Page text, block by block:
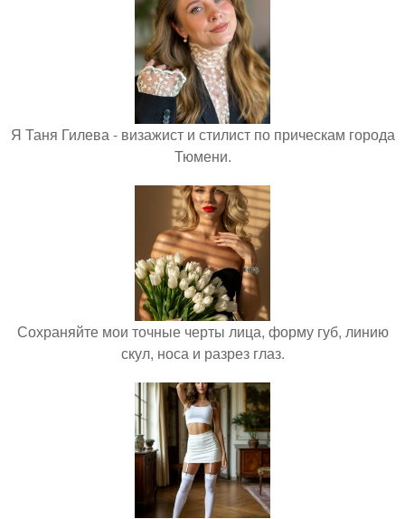
Я Таня Гилева - визажист и стилист по прическам города
Тюмени.
Сохраняйте мои точные черты лица, форму губ, линию
скул, носа и разрез глаз.